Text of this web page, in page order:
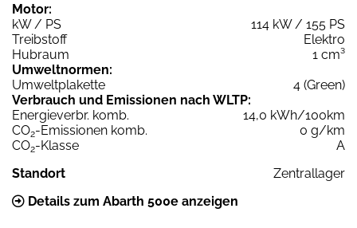
Motor:
kW / PS
114 kW / 155 PS
Treibstoff
Elektro
Hubraum
1 cm³
Umweltnormen:
Umweltplakette
4 (Green)
Verbrauch und Emissionen nach WLTP:
Energieverbr. komb.
14,0 kWh/100km
CO2-Emissionen komb.
0 g/km
CO2-Klasse
A
Standort
Zentrallager
Details zum Abarth 500e anzeigen